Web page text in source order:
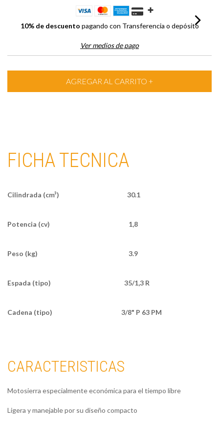
10% de descuento pagando con Transferencia o depósito
Ver medios de pago
FICHA TECNICA
Cilindrada (cm³) 30.1
Potencia (cv) 1,8
Peso (kg) 3.9
Espada (tipo) 35/1,3 R
Cadena (tipo) 3/8" P 63 PM
CARACTERISTICAS
Motosierra especialmente económica para el tiempo libre
Ligera y manejable por su diseño compacto